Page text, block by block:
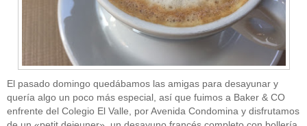
El pasado domingo quedábamos las amigas para desayunar y
quería algo un poco más especial, así que fuimos a Baker & CO
enfrente del Colegio El Valle, por Avenida Condomina y disfrutamos